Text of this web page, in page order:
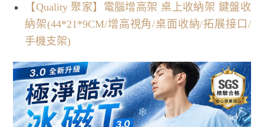
【Quality 聚家】電腦增高架 桌上收納架 鍵盤收
納架(44*21*9CM/增高視角/桌面收納/拓展接口/
手機支架)